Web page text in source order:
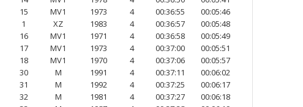
15 MV1 1973 4 00:36:55
00:05:46
1 XZ 1983 4 00:36:57
00:05:48
16 MV1 1971 4 00:36:58
00:05:49
17 MV1 1973 4 00:37:00
00:05:51
18 MV1 1970 4 00:37:06
00:05:57
30 M 1991 4 00:37:11
00:06:02
31 M 1992 4 00:37:25
00:06:17
32 M 1981 4 00:37:27
00:06:18